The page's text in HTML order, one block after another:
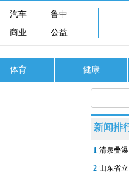
汽车
鲁中
商业 公益
体育 健康
新闻排
1 清泉叠
2 山东省